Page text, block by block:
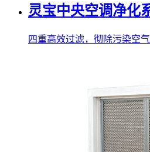
灵宝中央空调净化
四重高效过滤，彻除污染空气